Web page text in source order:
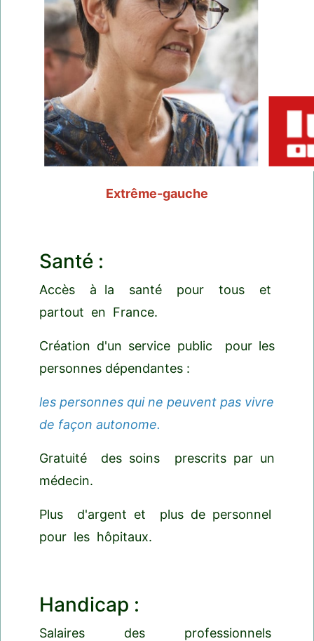
Extrême-gauche
Santé :
Accès à la santé pour tous et
partout en France.
Création d'un service public pour les
personnes dépendantes :
les personnes qui ne peuvent pas vivre
de façon autonome.
Gratuité des soins prescrits par un
médecin.
Plus d'argent et plus de personnel
pour les hôpitaux.
Handicap :
Salaires des professionnels